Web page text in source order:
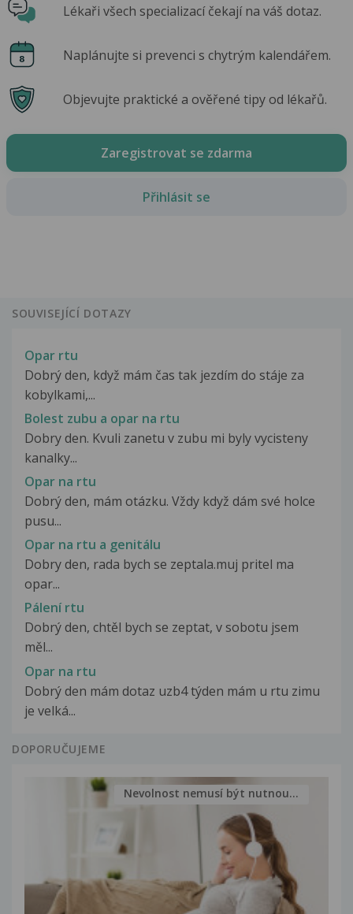
Lékaři všech specializací čekají na váš dotaz.
Naplánujte si prevenci s chytrým kalendářem.
Objevujte praktické a ověřené tipy od lékařů.
Zaregistrovat se zdarma
Přihlásit se
SOUVISEJÍCÍ DOTAZY
Opar rtu
Dobrý den, když mám čas tak jezdím do stáje za
kobylkami,...
Bolest zubu a opar na rtu
Dobry den. Kvuli zanetu v zubu mi byly vycisteny
kanalky...
Opar na rtu
Dobrý den, mám otázku. Vždy když dám své holce
pusu...
Opar na rtu a genitálu
Dobry den, rada bych se zeptala.muj pritel ma
opar...
Pálení rtu
Dobrý den, chtěl bych se zeptat, v sobotu jsem
měl...
Opar na rtu
Dobrý den mám dotaz uzb4 týden mám u rtu zimu
je velká...
DOPORUČUJEME
Nevolnost nemusí být nutnou...